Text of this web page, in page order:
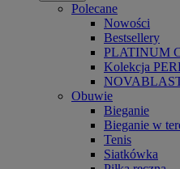
Polecane
Nowości
Bestsellery
PLATINUM
Kolekcja
Obuwie
Bieganie
Bieganie w
Tenis
Siatkówka